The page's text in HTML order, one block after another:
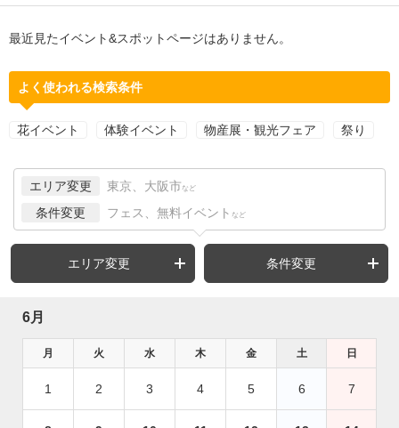
最近見たイベント&スポットページはありません。
よく使われる検索条件
花イベント 体験イベント 物産展・観光フェア 祭り
エリア変更 東京、大阪市 など
条件変更 フェス、無料イベント など
エリア変更 条件変更
6月
月 火 水 木 金 土 日
1 2 3 4 5 6 7